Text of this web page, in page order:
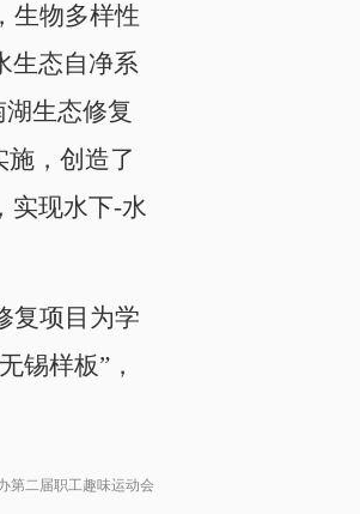
生物多样性
生态自净系
生态修复
，创造了
实现水下-水
复项目为学
锡样板”，
第二届职工趣味运动会